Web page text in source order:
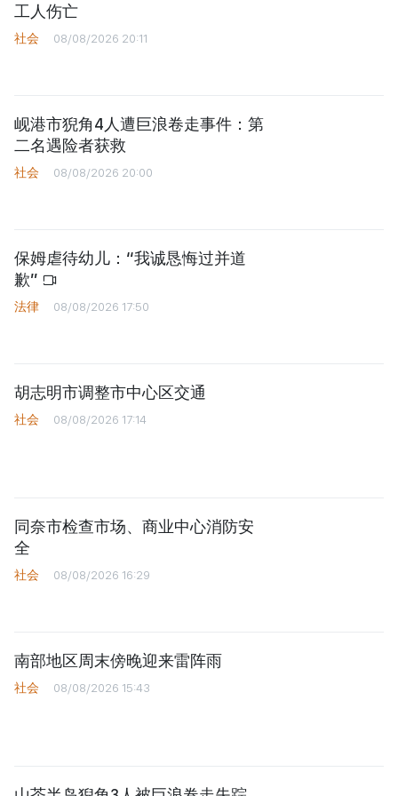
工人伤亡
社会 08/08/2026 20:11
岘港市猊角4人遭巨浪卷走事件：第
二名遇险者获救
社会 08/08/2026 20:00
保姆虐待幼儿：“我诚恳悔过并道
歉”
法律 08/08/2026 17:50
胡志明市调整市中心区交通
社会 08/08/2026 17:14
同奈市检查市场、商业中心消防安
全
社会 08/08/2026 16:29
南部地区周末傍晚迎来雷阵雨
社会 08/08/2026 15:43